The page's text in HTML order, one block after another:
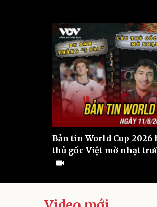
Sản phụ khoa
Nhi khoa
Nam khoa
Làm đẹp - giảm cân
Phòng mạch online
Ăn sạch sống khỏe
Cải chính
Bản tin World Cup 2026
thủ gốc Việt mờ nhạt